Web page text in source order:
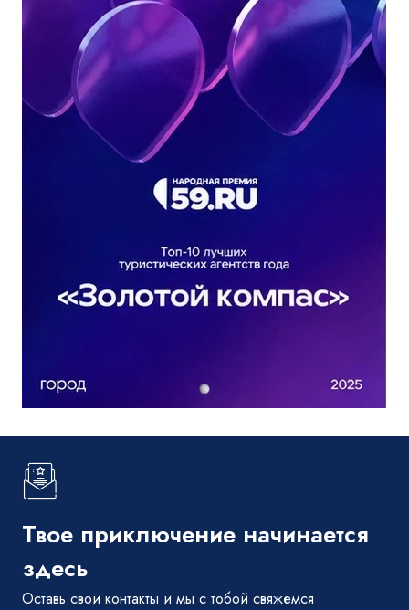
Твое приключение начинается
здесь
Оставь свои контакты и мы с тобой свяжемся